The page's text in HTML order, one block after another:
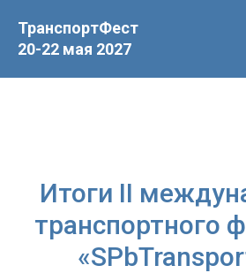
ТранспортФест
20-22 мая 2027
Итоги II
транспортного